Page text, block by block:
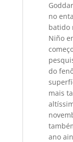
no
batido
Niño
do
mais
ano